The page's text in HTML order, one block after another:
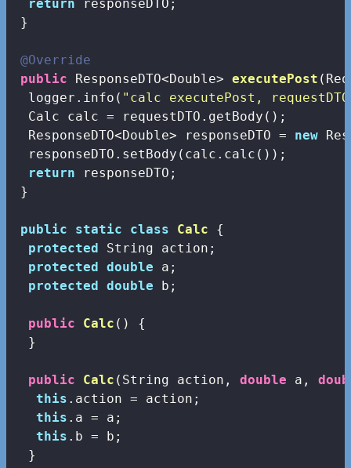
return responseDTO;
}
@Override
public ResponseDTO<Double> executePost
  logger.info(
"calc executePost,
  Calc calc = requestDTO.getBody();
  ResponseDTO<Double> responseDTO =
new
  responseDTO.setBody(calc.calc());
return responseDTO;
}
public static class Calc
{
protected
String action;
protected
double a;
protected
double b;
public Calc ()
{
  }
public Calc (String action, double a,
this .action = action;
this .a = a;
this .b = b;
  }